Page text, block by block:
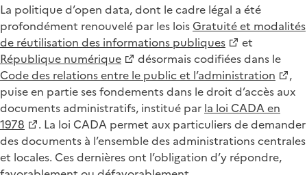
La politique d’open data, dont le cadre légal a été
profondément renouvelé par les loisGratuité et modalités
de réutilisation des informations publiques
et
République numérique
désormais codifiées dans le
Code des relations entre le public et l’administration
,
puise en partie ses fondements dans le droit d’accès aux
documents administratifs, institué par la loi CADA en
1978
. La loi CADA permet aux particuliers de demander
des documents à l’ensemble des administrations centrales
et locales. Ces dernières ont l’obligation d’y répondre,